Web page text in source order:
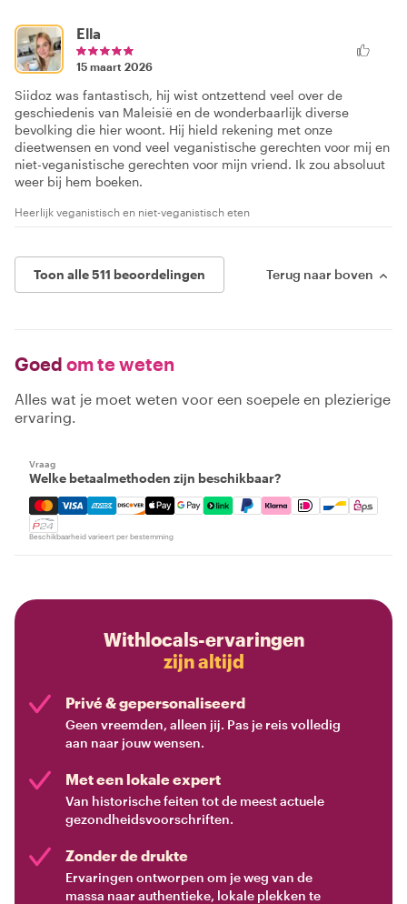
Ella
15 maart 2026
Siidoz was fantastisch, hij wist ontzettend veel over de
geschiedenis van Maleisië en de wonderbaarlijk diverse
bevolking die hier woont. Hij hield rekening met onze
dieetwensen en vond veel veganistische gerechten voor mij en
niet-veganistische gerechten voor mijn vriend. Ik zou absoluut
weer bij hem boeken.
Heerlijk veganistisch en niet-veganistisch eten
Toon alle 511 beoordelingen Terug naar boven
Goed om te weten
Alles wat je moet weten voor een soepele en plezierige
ervaring.
Vraag
Welke betaalmethoden zijn beschikbaar?
Mastercard, Visa, Amex, Discover, Apple Pay, Google
Beschikbaarheid varieert per bestemming
Withlocals-ervaringen
zijn altijd
Privé & gepersonaliseerd
Geen vreemden, alleen jij. Pas je reis volledig
aan naar jouw wensen.
Met een lokale expert
Van historische feiten tot de meest actuele
gezondheidsvoorschriften.
Zonder de drukte
Ervaringen ontworpen om je weg van de
massa naar authentieke, lokale plekken te